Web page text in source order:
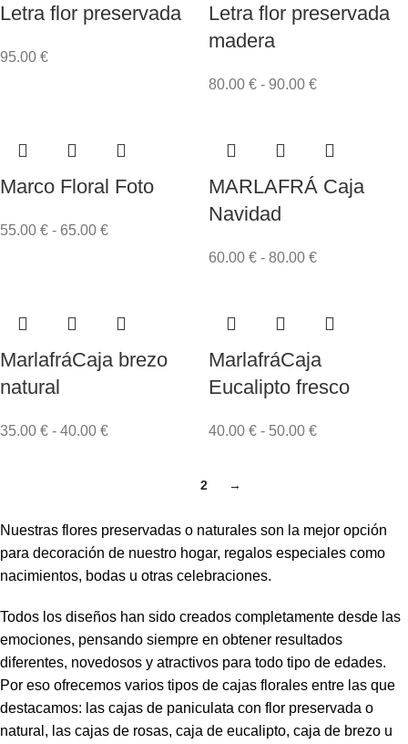
Letra flor preservada
95.00 €
Letra flor preservada
madera
80.00 € - 90.00 €
Marco Floral Foto
55.00 € - 65.00 €
MARLAFRÁ Caja
Navidad
60.00 € - 80.00 €
MarlafráCaja brezo
natural
35.00 € - 40.00 €
MarlafráCaja
Eucalipto fresco
40.00 € - 50.00 €
2 →
Nuestras flores preservadas o naturales son la mejor opción
para decoración de nuestro hogar, regalos especiales como
nacimientos, bodas u otras celebraciones.
Todos los diseños han sido creados completamente desde las
emociones, pensando siempre en obtener resultados
diferentes, novedosos y atractivos para todo tipo de edades.
Por eso ofrecemos varios tipos de cajas florales entre las que
destacamos: las cajas de paniculata con flor preservada o
natural, las cajas de rosas, caja de eucalipto, caja de brezo u